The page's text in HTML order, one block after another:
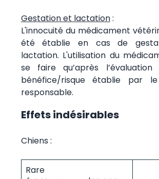
Gestation et lactation:
L'innocuité du médicament
été établie en cas de
lactation. L'utilisation du
se faire qu’après
bénéfice/risque établie par
responsable.
Effets indésirables
Chiens :
Rare